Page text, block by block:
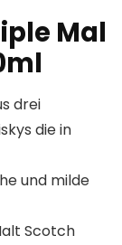
Mal
drei
die in
und milde
Scotch